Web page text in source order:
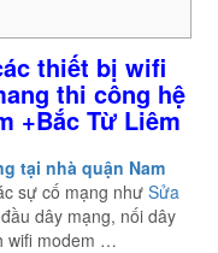
thiết bị wifi
thi công hệ
+Bắc Từ Liêm
tại nhà quận Nam
sự cố mạng như Sửa
dây mạng, nối dây
wifi modem …